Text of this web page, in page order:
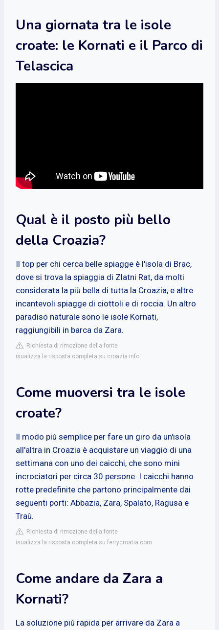
Una giornata tra le isole
croate: le Kornati e il Parco di
Telascica
Qual è il posto più bello
della Croazia?
Il top per chi cerca belle spiagge è l'isola di Brac,
dove si trova la spiaggia di Zlatni Rat, da molti
considerata la più bella di tutta la Croazia, e altre
incantevoli spiagge di ciottoli e di roccia. Un altro
paradiso naturale sono le isole Kornati,
raggiungibili in barca da Zara.
Richiesta di rimozione della fonte
isualizza la risposta completa su croazia.info
Come muoversi tra le isole
croate?
Il modo più semplice per fare un giro da un'isola
all'altra in Croazia è acquistare un viaggio di una
settimana con uno dei caicchi, che sono mini
incrociatori per circa 30 persone. I caicchi hanno
rotte predefinite che partono principalmente dai
seguenti porti: Abbazia, Zara, Spalato, Ragusa e
Traù.
Richiesta di rimozione della fonte
isualizza la risposta completa su ferrycroatia.com
Come andare da Zara a
Kornati?
La soluzione più rapida per arrivare da Zara a